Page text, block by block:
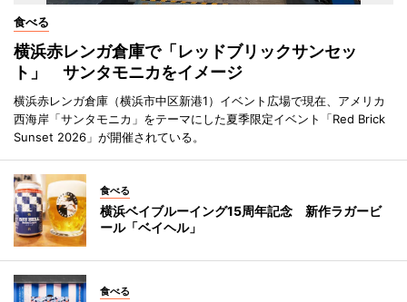
食べる
横浜赤レンガ倉庫で「レッドブリックサンセッ
ト」 サンタモニカをイメージ
横浜赤レンガ倉庫（横浜市中区新港1）イベント広場で現在、アメリカ
西海岸「サンタモニカ」をテーマにした夏季限定イベント「Red Brick
Sunset 2026」が開催されている。
食べる
横浜ベイブルーイング15周年記念 新作ラガービ
ール「ベイヘル」
食べる